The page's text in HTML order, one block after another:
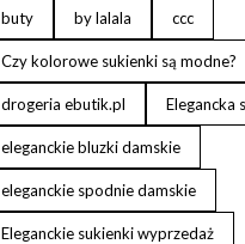
buty by lalala ccc
Czy kolorowe sukienki są modne?
drogeria ebutik.pl Elegancka
eleganckie bluzki damskie
eleganckie spodnie damskie
Eleganckie sukienki wyprzedaż